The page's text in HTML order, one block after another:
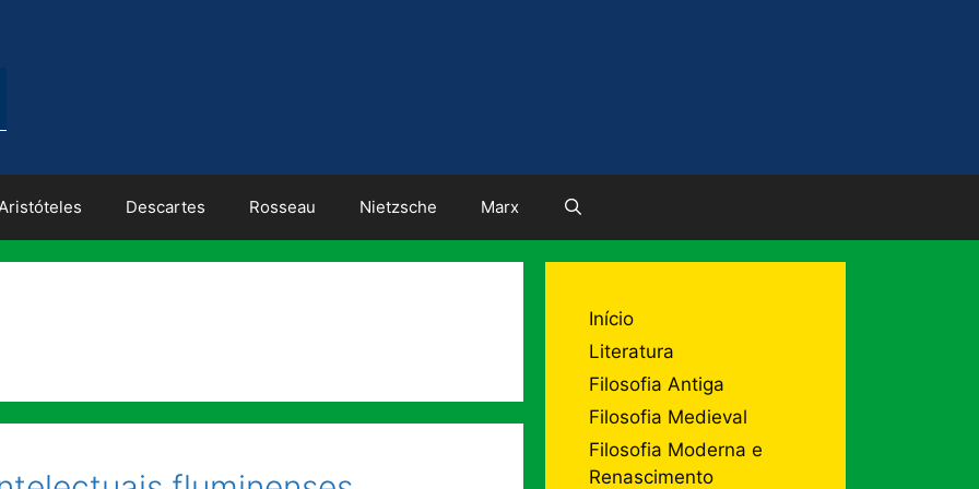
Descartes Rosseau Nietzsche Marx
Início
Literatura
Filosofia Antiga
Filosofia Medieval
Filosofia Moderna e
Renascimento